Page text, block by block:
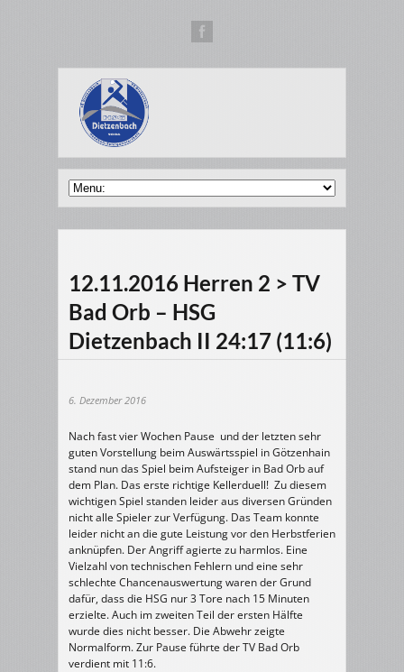
12.11.2016 Herren 2 > TV
Bad Orb – HSG
Dietzenbach II 24:17 (11:6)
6. Dezember 2016
Nach fast vier Wochen Pause und der letzten sehr
guten Vorstellung beim Auswärtsspiel in Götzenhain
stand nun das Spiel beim Aufsteiger in Bad Orb auf
dem Plan. Das erste richtige Kellerduell! Zu diesem
wichtigen Spiel standen leider aus diversen Gründen
nicht alle Spieler zur Verfügung. Das Team konnte
leider nicht an die gute Leistung vor den Herbstferien
anknüpfen. Der Angriff agierte zu harmlos. Eine
Vielzahl von technischen Fehlern und eine sehr
schlechte Chancenauswertung waren der Grund
dafür, dass die HSG nur 3 Tore nach 15 Minuten
erzielte. Auch im zweiten Teil der ersten Hälfte
wurde dies nicht besser. Die Abwehr zeigte
Normalform. Zur Pause führte der TV Bad Orb
verdient mit 11:6.